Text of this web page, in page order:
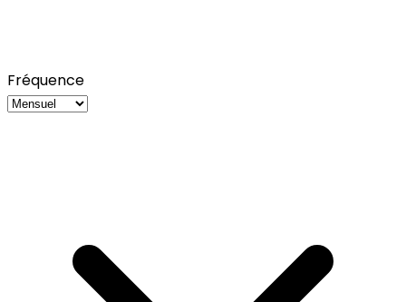
Fréquence